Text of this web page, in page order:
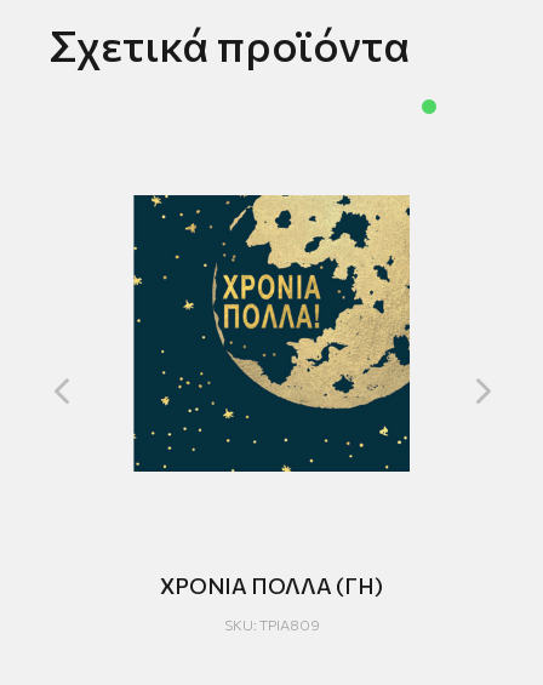
Σχετικά προϊόντα
ΧΡΟΝΙΑ ΠΟΛΛΑ (ΓΗ)
SKU: TPIA809